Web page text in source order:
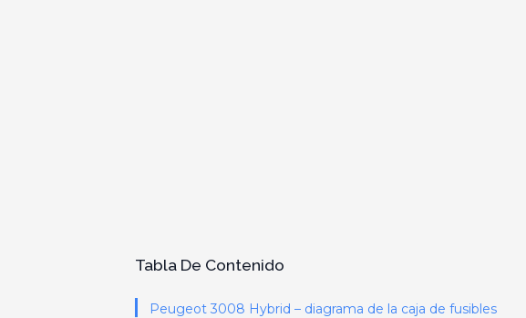
Tabla De Contenido
Peugeot 3008 Hybrid – diagrama de la caja de fusibles